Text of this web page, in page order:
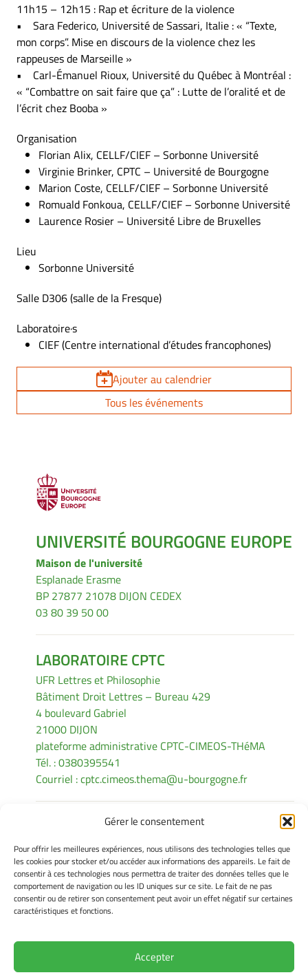
Gérer le consentement
Pour offrir les meilleures expériences, nous utilisons des technologies telles que
les cookies pour stocker et/ou accéder aux informations des appareils. Le fait de
consentir à ces technologies nous permettra de traiter des données telles que le
comportement de navigation ou les ID uniques sur ce site. Le fait de ne pas
consentir ou de retirer son consentement peut avoir un effet négatif sur certaines
caractéristiques et fonctions.
Accepter
11h15 – 12h15 : Rap et écriture de la violence
• Sara Federico, Université de Sassari, Italie : « “Texte,
mon corps”. Mise en discours de la violence chez les
rappeuses de Marseille »
• Carl-Émanuel Rioux, Université du Québec à Montréal :
« “Combattre on sait faire que ça” : Lutte de l’oralité et de
l’écrit chez Booba »
Organisation
Florian Alix, CELLF/CIEF – Sorbonne Université
Virginie Brinker, CPTC – Université de Bourgogne
Marion Coste, CELLF/CIEF – Sorbonne Université
Romuald Fonkoua, CELLF/CIEF – Sorbonne Université
Laurence Rosier – Université Libre de Bruxelles
Lieu
Sorbonne Université
Salle D306 (salle de la Fresque)
Laboratoire·s
CIEF (Centre international d’études francophones)
Ajouter au calendrier
Tous les événements
UNIVERSITÉ BOURGOGNE EUROPE
Maison de l'université
Esplanade Erasme
BP 27877 21078 DIJON CEDEX
03 80 39 50 00
LABORATOIRE CPTC
UFR Lettres et Philosophie
Bâtiment Droit Lettres – Bureau 429
4 boulevard Gabriel
21000 DIJON
plateforme administrative CPTC-CIMEOS-THéMA
Tél. : 0380395541
Courriel :cptc.cimeos.thema@u-bourgogne.fr
INFORMATIONS LÉGALES
Mentions légales
Gérer mes cookies
Politique de cookies
Déclaration de confidentialité